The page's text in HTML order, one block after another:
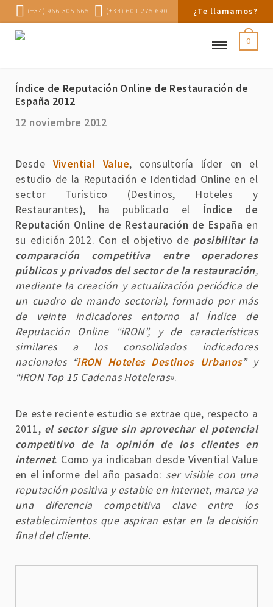
(+34) 966 305 665 (+34) 601 275 690 ¿Te llamamos?
0
Índice de Reputación Online de Restauración de
España 2012
12 noviembre 2012
Desde Vivential Value, consultoría líder en el
estudio de la Reputación e Identidad Online en el
sector Turístico (Destinos, Hoteles y
Restaurantes), ha publicado el Índice de
Reputación Online de Restauración de España en
su edición 2012. Con el objetivo de posibilitar la
comparación competitiva entre operadores
públicos y privados del sector de la restauración,
mediante la creación y actualización periódica de
un cuadro de mando sectorial, formado por más
de veinte indicadores entorno al Índice de
Reputación Online “iRON”, y de características
similares a los consolidados indicadores
nacionales “iRON Hoteles Destinos Urbanos” y
“iRON Top 15 Cadenas Hoteleras».
De este reciente estudio se extrae que, respecto a
2011, el sector sigue sin aprovechar el potencial
competitivo de la opinión de los clientes en
internet. Como ya indicaban desde Vivential Value
en el informe del año pasado: ser visible con una
reputación positiva y estable en internet, marca ya
una diferencia competitiva clave entre los
establecimientos que aspiran estar en la decisión
final del cliente.